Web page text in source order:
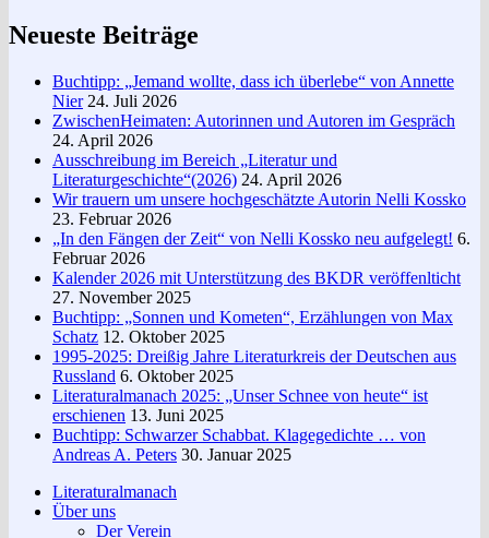
Neueste Beiträge
Buchtipp: „Jemand wollte, dass ich überlebe“ von Annette
Nier 24. Juli 2026
ZwischenHeimaten: Autorinnen und Autoren im Gespräch
24. April 2026
Ausschreibung im Bereich „Literatur und
Literaturgeschichte“(2026) 24. April 2026
Wir trauern um unsere hochgeschätzte Autorin Nelli Kossko
23. Februar 2026
„In den Fängen der Zeit“ von Nelli Kossko neu aufgelegt! 6.
Februar 2026
Kalender 2026 mit Unterstützung des BKDR veröffenlticht
27. November 2025
Buchtipp: „Sonnen und Kometen“, Erzählungen von Max
Schatz 12. Oktober 2025
1995-2025: Dreißig Jahre Literaturkreis der Deutschen aus
Russland 6. Oktober 2025
Literaturalmanach 2025: „Unser Schnee von heute“ ist
erschienen 13. Juni 2025
Buchtipp: Schwarzer Schabbat. Klagegedichte … von
Andreas A. Peters 30. Januar 2025
Literaturalmanach
Über uns
Der Verein